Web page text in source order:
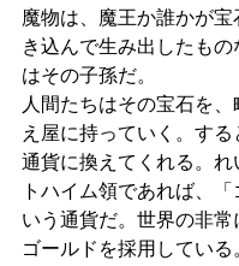
魔物は、魔王か誰かが宝
き込んで生み出したもの
はその子孫だ。
人間たちはその宝石を
え屋に持っていく。す
通貨に換えてくれる。れ
トハイム領であれば、「
いう通貨だ。世界の非
ゴールドを採用している